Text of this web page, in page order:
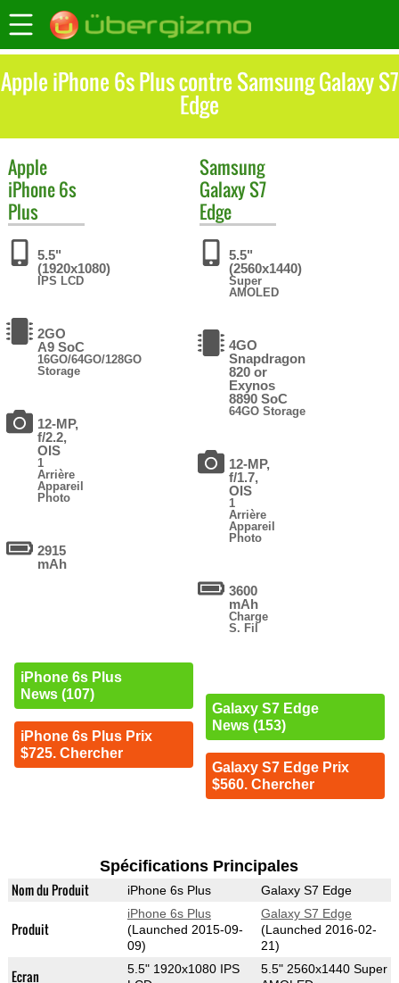
Apple iPhone 6s Plus contre Samsung Galaxy S7
Edge
Apple
iPhone 6s
Plus
5.5"
(1920x1080)
IPS LCD
2GO
A9 SoC
16GO/64GO/128GO
Storage
12-MP,
f/2.2,
OIS
1
Arrière
Appareil
Photo
2915
mAh
iPhone 6s Plus
News (107)
iPhone 6s Plus Prix
$725. Chercher
Samsung
Galaxy S7
Edge
5.5"
(2560x1440)
Super
AMOLED
4GO
Snapdragon
820 or
Exynos
8890 SoC
64GO Storage
12-MP,
f/1.7,
OIS
1
Arrière
Appareil
Photo
3600
mAh
Charge
S. Fil
Galaxy S7 Edge
News (153)
Galaxy S7 Edge Prix
$560. Chercher
Spécifications Principales
Nom du Produit iPhone 6s Plus Galaxy S7 Edge
Produit
iPhone 6s Plus
(Launched 2015-09-
09)
Galaxy S7 Edge
(Launched 2016-02-
21)
Ecran
5.5" 1920x1080 IPS
5.5" 2560x1440 Super